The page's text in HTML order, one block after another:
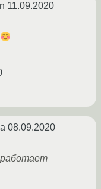
11.09.2020
08.09.2020
работает